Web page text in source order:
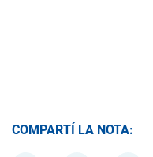
COMPARTÍ LA NOTA: